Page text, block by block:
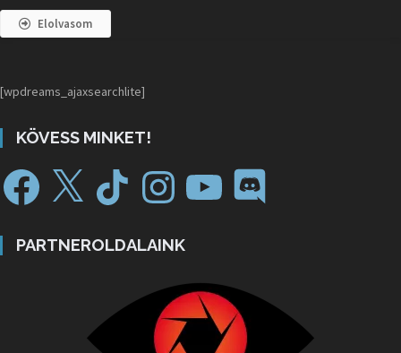
Elolvasom
[wpdreams_ajaxsearchlite]
KÖVESS MINKET!
PARTNEROLDALAINK